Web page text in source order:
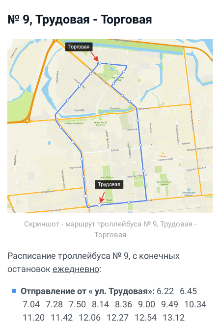
№ 9, Трудовая - Торговая
Скриншот - маршрут троллейбуса № 9, Трудовая -
Торговая
Расписание троллейбуса № 9, с конечных
остановок ежедневно:
Отправление от « ул. Трудовая»: 6.22 6.45
7.04 7.28 7.50 8.14 8.36 9.00 9.49 10.34
11.20 11.42 12.06 12.27 12.54 13.12